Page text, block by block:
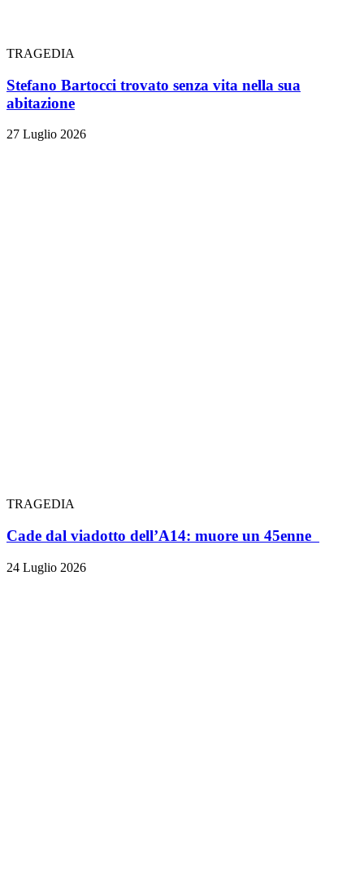
TRAGEDIA
Stefano Bartocci trovato senza vita nella sua
abitazione
27 Luglio 2026
TRAGEDIA
Cade dal viadotto dell’A14: muore un 45enne
24 Luglio 2026